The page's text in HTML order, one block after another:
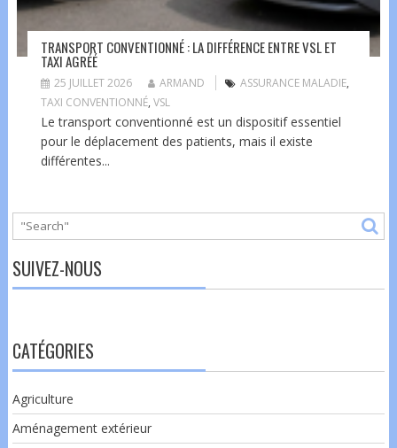
TRANSPORT CONVENTIONNÉ : LA DIFFÉRENCE ENTRE VSL ET
TAXI AGRÉÉ
25 JUILLET 2026 ARMAND ASSURANCE MALADIE,
TAXI CONVENTIONNÉ, VSL
Le transport conventionné est un dispositif essentiel
pour le déplacement des patients, mais il existe
différentes...
SUIVEZ-NOUS
CATÉGORIES
Agriculture
Aménagement extérieur